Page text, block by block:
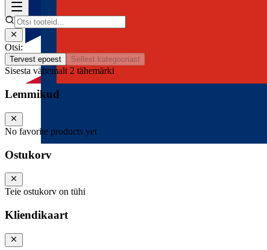
Otsi:
Tervest epoest Sellest kategooriast
Sisesta vähemalt 2 tähemärki
Lemmikud
No favorite products yet
Ostukorv
Teie ostukorv on tühi
Kliendikaart